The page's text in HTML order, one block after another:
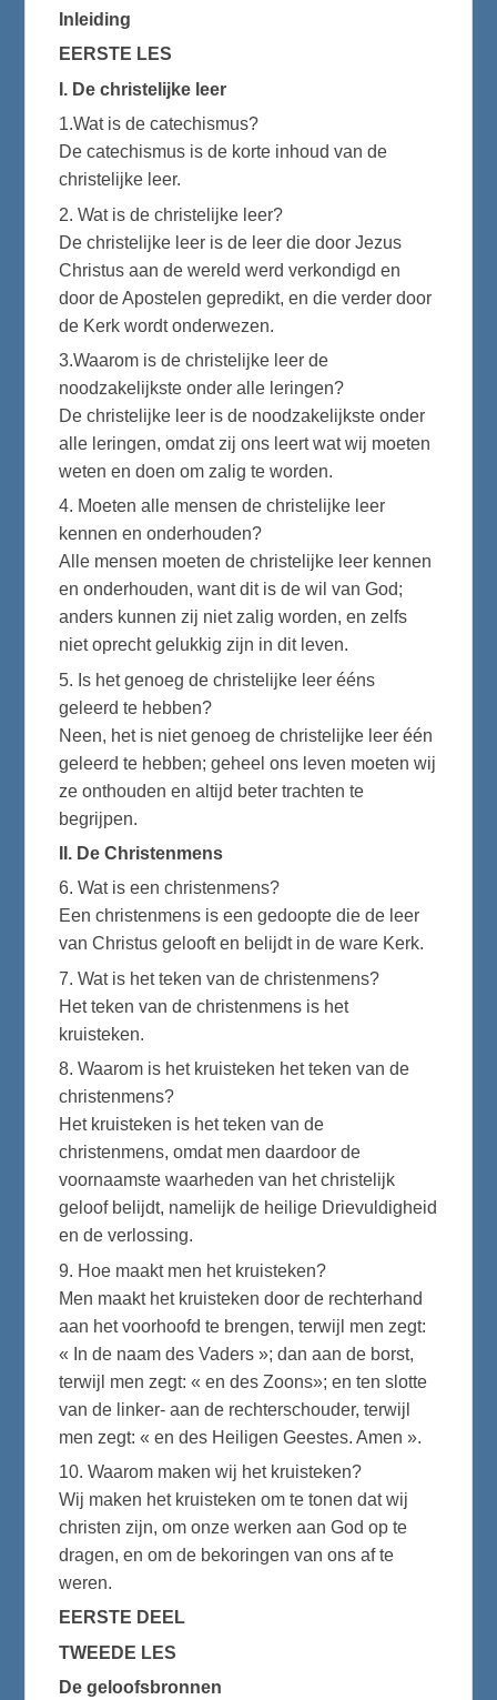
Inleiding
EERSTE LES
I. De christelijke leer
1.Wat is de catechismus?
De catechismus is de korte inhoud van de
christelijke leer.
2. Wat is de christelijke leer?
De christelijke leer is de leer die door Jezus
Christus aan de wereld werd verkondigd en
door de Apostelen gepredikt, en die verder door
de Kerk wordt onderwezen.
3.Waarom is de christelijke leer de
noodzakelijkste onder alle leringen?
De christelijke leer is de noodzakelijkste onder
alle leringen, omdat zij ons leert wat wij moeten
weten en doen om zalig te worden.
4. Moeten alle mensen de christelijke leer
kennen en onderhouden?
Alle mensen moeten de christelijke leer kennen
en onderhouden, want dit is de wil van God;
anders kunnen zij niet zalig worden, en zelfs
niet oprecht gelukkig zijn in dit leven.
5. Is het genoeg de christelijke leer ééns
geleerd te hebben?
Neen, het is niet genoeg de christelijke leer één
geleerd te hebben; geheel ons leven moeten wij
ze onthouden en altijd beter trachten te
begrijpen.
II. De Christenmens
6. Wat is een christenmens?
Een christenmens is een gedoopte die de leer
van Christus gelooft en belijdt in de ware Kerk.
7. Wat is het teken van de christenmens?
Het teken van de christenmens is het
kruisteken.
8. Waarom is het kruisteken het teken van de
christenmens?
Het kruisteken is het teken van de
christenmens, omdat men daardoor de
voornaamste waarheden van het christelijk
geloof belijdt, namelijk de heilige Drievuldigheid
en de verlossing.
9. Hoe maakt men het kruisteken?
Men maakt het kruisteken door de rechterhand
aan het voorhoofd te brengen, terwijl men zegt:
« In de naam des Vaders »; dan aan de borst,
terwijl men zegt: « en des Zoons»; en ten slotte
van de linker- aan de rechterschouder, terwijl
men zegt: « en des Heiligen Geestes. Amen ».
10. Waarom maken wij het kruisteken?
Wij maken het kruisteken om te tonen dat wij
christen zijn, om onze werken aan God op te
dragen, en om de bekoringen van ons af te
weren.
EERSTE DEEL
TWEEDE LES
De geloofsbronnen